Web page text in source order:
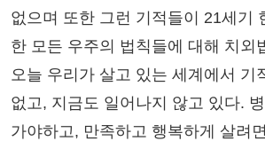
없으며 또한 그런 기적들이 21세기
한 모든 우주의 법칙들에 대해 치외
오늘 우리가 살고 있는 세계에서 기
없고, 지금도 일어나지 않고 있다.
가야하고, 만족하고 행복하게 살려